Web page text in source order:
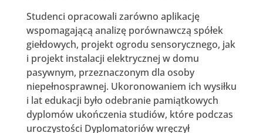
Studenci opracowali zarówno aplikację
wspomagającą analizę porównawczą spółek
giełdowych, projekt ogrodu sensorycznego, jak
i projekt instalacji elektrycznej w domu
pasywnym, przeznaczonym dla osoby
niepełnosprawnej. Ukoronowaniem ich wysiłku
i lat edukacji było odebranie pamiątkowych
dyplomów ukończenia studiów, które podczas
uroczystości Dyplomatoriów wręczył